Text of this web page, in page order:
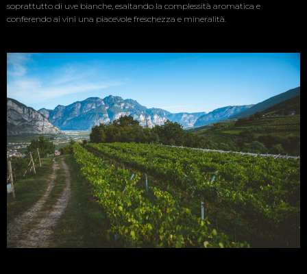
soprattutto di uve bianche, esaltando la complessità aromatica e
conferendo ai vini una piacevole freschezza e mineralità.